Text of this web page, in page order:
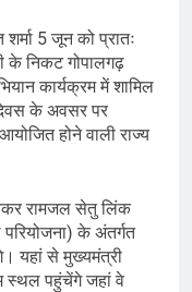
5 जून को प्रातः
के निकट गोपालगढ़
कार्यक्रम में शामिल
के अवसर पर
होने वाली राज्य
रामजल सेतु लिंक
परियोजना) के अंतर्गत
यहां से मुख्यमंत्री
स्थल पहुंचेंगे जहां वे